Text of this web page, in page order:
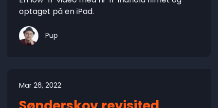
optaget på en iPad.
Pup
Mar 26, 2022